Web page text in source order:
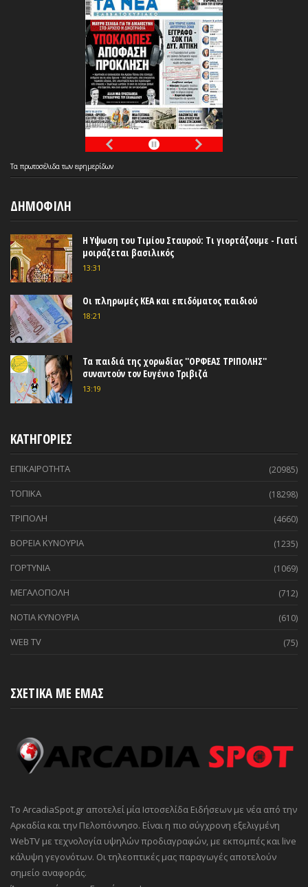
Τα πρωτοσέλιδατων εφημερίδων
ΔΗΜΟΦΙΛΗ
Η Υψωση του Τιμίου Σταυρού: Τι γιορτάζουμε - Γιατί
μοιράζεται βασιλικός
13:31
Οι πληρωμές ΚΕΑ και επιδόματος παιδιού
18:21
Τα παιδιά της χορωδίας ''ΟΡΦΕΑΣ ΤΡΙΠΟΛΗΣ''
συναντούν τον Ευγένιο Τριβιζά
13:19
ΚΑΤΗΓΟΡΙΕΣ
ΕΠΙΚΑΙΡΟΤΗΤΑ (20985)
ΤΟΠΙΚΑ (18298)
ΤΡΙΠΟΛΗ (4660)
ΒΟΡΕΙΑ ΚΥΝΟΥΡΙΑ (1235)
ΓΟΡΤΥΝΙΑ (1069)
ΜΕΓΑΛΟΠΟΛΗ (712)
ΝΟΤΙΑ ΚΥΝΟΥΡΙΑ (610)
WEB TV (75)
ΣΧΕΤΙΚΑ ΜΕ ΕΜΑΣ
Το ArcadiaSpot.gr αποτελεί μία Ιστοσελίδα Ειδήσεων με νέα από την
Αρκαδία και την Πελοπόννησο. Είναι η πιο σύγχρονη εξελιγμένη
WebTV με τεχνολογία υψηλών προδιαγραφών, με εκπομπές και live
κάλυψη γεγονότων. Οι τηλεοπτικές μας παραγωγές αποτελούν
σημείο αναφοράς.